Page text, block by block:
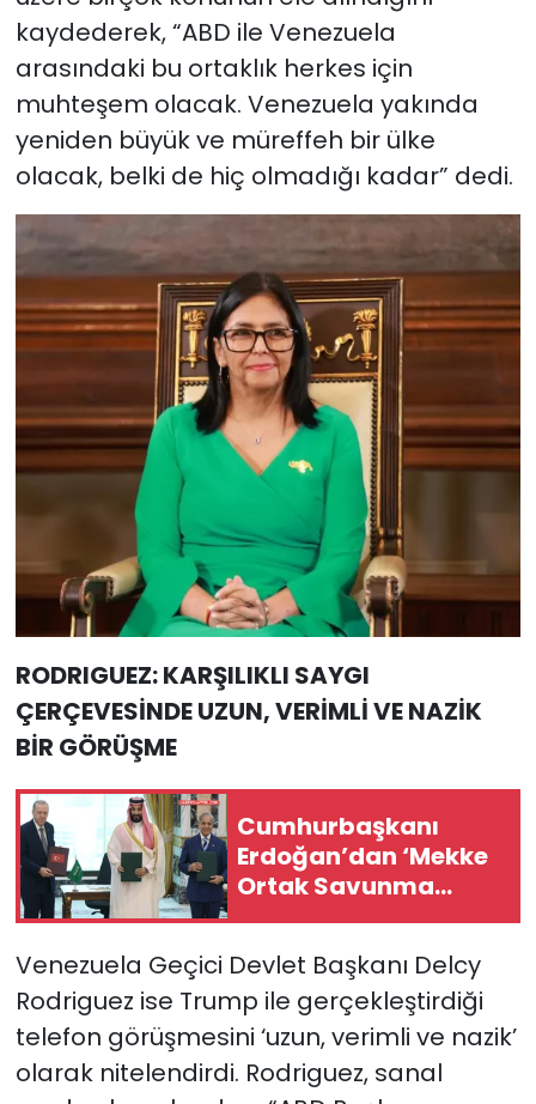
kaydederek, “ABD ile Venezuela
arasındaki bu ortaklık herkes için
muhteşem olacak. Venezuela yakında
yeniden büyük ve müreffeh bir ülke
olacak, belki de hiç olmadığı kadar” dedi.
RODRIGUEZ: KARŞILIKLI SAYGI
ÇERÇEVESİNDE UZUN, VERİMLİ VE NAZİK
BİR GÖRÜŞME
Cumhurbaşkanı
Erdoğan’dan ‘Mekke
Ortak Savunma
Anlaşması’ ile ilgili
Venezuela Geçici Devlet Başkanı Delcy
Rodriguez ise Trump ile gerçekleştirdiği
telefon görüşmesini ‘uzun, verimli ve nazik’
olarak nitelendirdi. Rodriguez, sanal